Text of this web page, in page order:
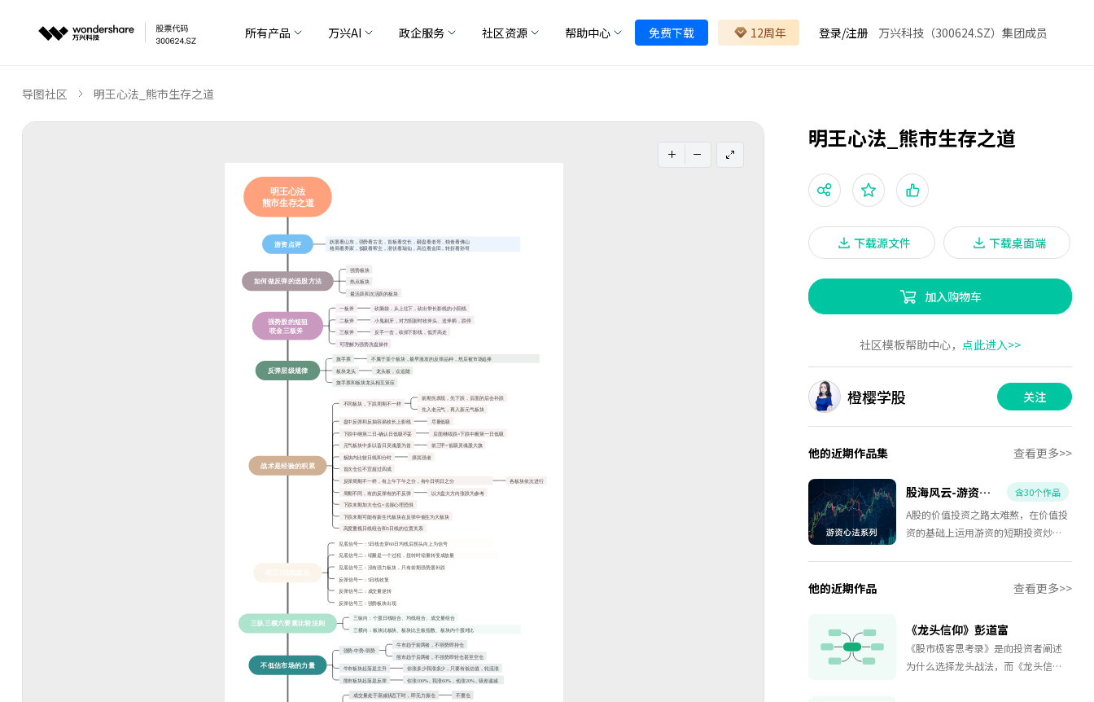
所有产品 万兴AI 政企服务 社区资源 帮助中心 免费下载 12周年 登录/注册 万兴科技（300624.SZ）集团成员
导图社区 明王心法_熊市生存之道
明王心法_熊市生存之道
下载源文件 下载桌面端
加入购物车
社区模板帮助中心， 点此进入>>
橙樱学股 关注
他的近期作品集 查看更多>>
股海风云-游资心法系列 含30个作品
A股的价值投资之路太难熬，在价值投
资的基础上运用游资的短期投资炒作
他的近期作品 查看更多>>
《龙头信仰》彭道富
《股市极客思考录》是向投资者阐述
为什么选择龙头战法，而《龙头信